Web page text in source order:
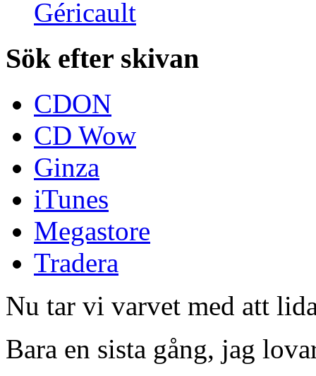
Sök efter skivan
CDON
CD Wow
Ginza
iTunes
Megastore
Tradera
Nu tar vi varvet med att
Bara en sista gång, jag